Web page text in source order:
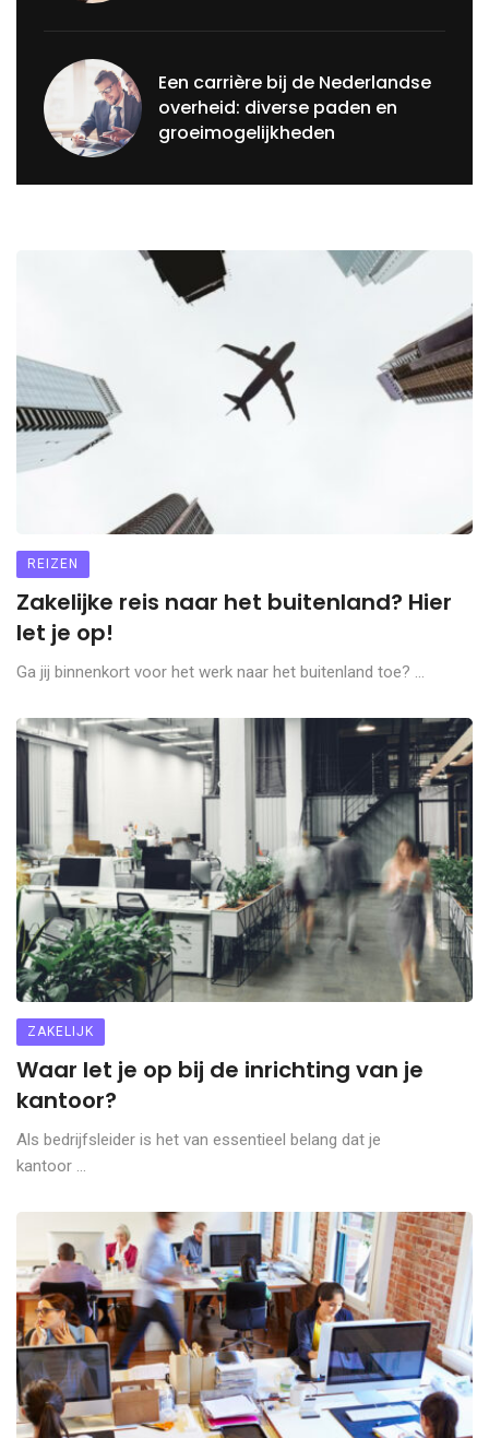
Een carrière bij de Nederlandse
overheid: diverse paden en
groeimogelijkheden
REIZEN
Zakelijke reis naar het buitenland? Hier
let je op!
Ga jij binnenkort voor het werk naar het buitenland toe? ...
ZAKELIJK
Waar let je op bij de inrichting van je
kantoor?
Als bedrijfsleider is het van essentieel belang dat je
kantoor ...